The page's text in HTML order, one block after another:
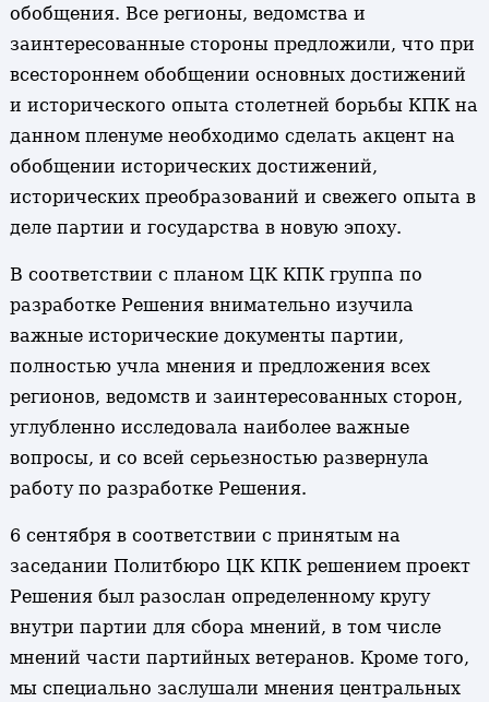
обобщения. Все регионы, ведомства и
заинтересованные стороны предложили, что при
всестороннем обобщении основных достижений
и исторического опыта столетней борьбы КПК на
данном пленуме необходимо сделать акцент на
обобщении исторических достижений,
исторических преобразований и свежего опыта в
деле партии и государства в новую эпоху.
В соответствии с планом ЦК КПК группа по
разработке Решения внимательно изучила
важные исторические документы партии,
полностью учла мнения и предложения всех
регионов, ведомств и заинтересованных сторон,
углубленно исследовала наиболее важные
вопросы, и со всей серьезностью развернула
работу по разработке Решения.
6 сентября в соответствии с принятым на
заседании Политбюро ЦК КПК решением проект
Решения был разослан определенному кругу
внутри партии для сбора мнений, в том числе
мнений части партийных ветеранов. Кроме того,
мы специально заслушали мнения центральных